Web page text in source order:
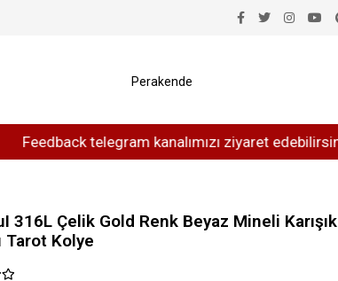
telegram kanalımızı ziyaret edebilirsiniz
Perakende
316L Çelik Gold Renk Beyaz Mineli Karışık
Tarot Kolye